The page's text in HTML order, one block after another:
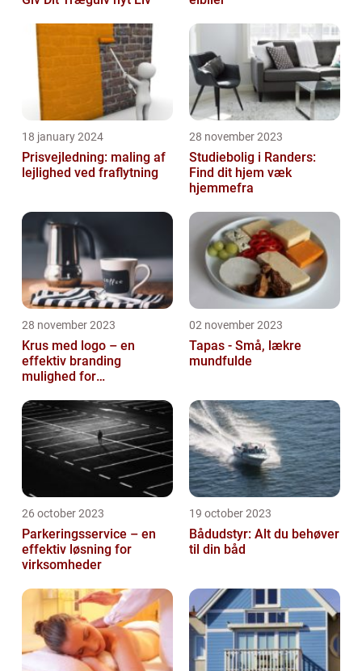
18 january 2024
Prisvejledning: maling af
lejlighed ved fraflytning
28 november 2023
Studiebolig i Randers:
Find dit hjem væk
hjemmefra
28 november 2023
Krus med logo – en
effektiv branding
mulighed for
02 november 2023
Tapas - Små, lækre
mundfulde
26 october 2023
Parkeringsservice – en
effektiv løsning for
virksomheder
19 october 2023
Bådudstyr: Alt du behøver
til din båd